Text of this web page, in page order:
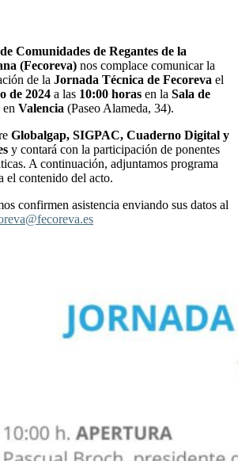
Comunidades de Regantes de la
(Fecoreva) nos complace comunicar la
de la Jornada Técnica de Fecoreva el
de 2024 a las 10:00 horas en la Sala de
en Valencia (Paseo Alameda, 34).
Globalgap, SIGPAC, Cuaderno Digital y
y contará con la participación de ponentes
A continuación, adjuntamos programa
el contenido del acto.
confirmen asistencia enviando sus datos al